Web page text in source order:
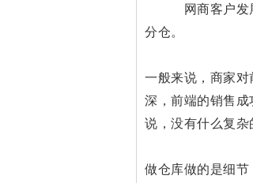
网商客户发展
分仓。
一般来说，商家
深，前端的销售
说，没有什么复杂
做仓库做的是细节